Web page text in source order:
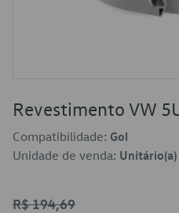
Revestimento VW
Compatibilidade: Gol
Unidade de venda: Unitário(a)
R$ 194,69